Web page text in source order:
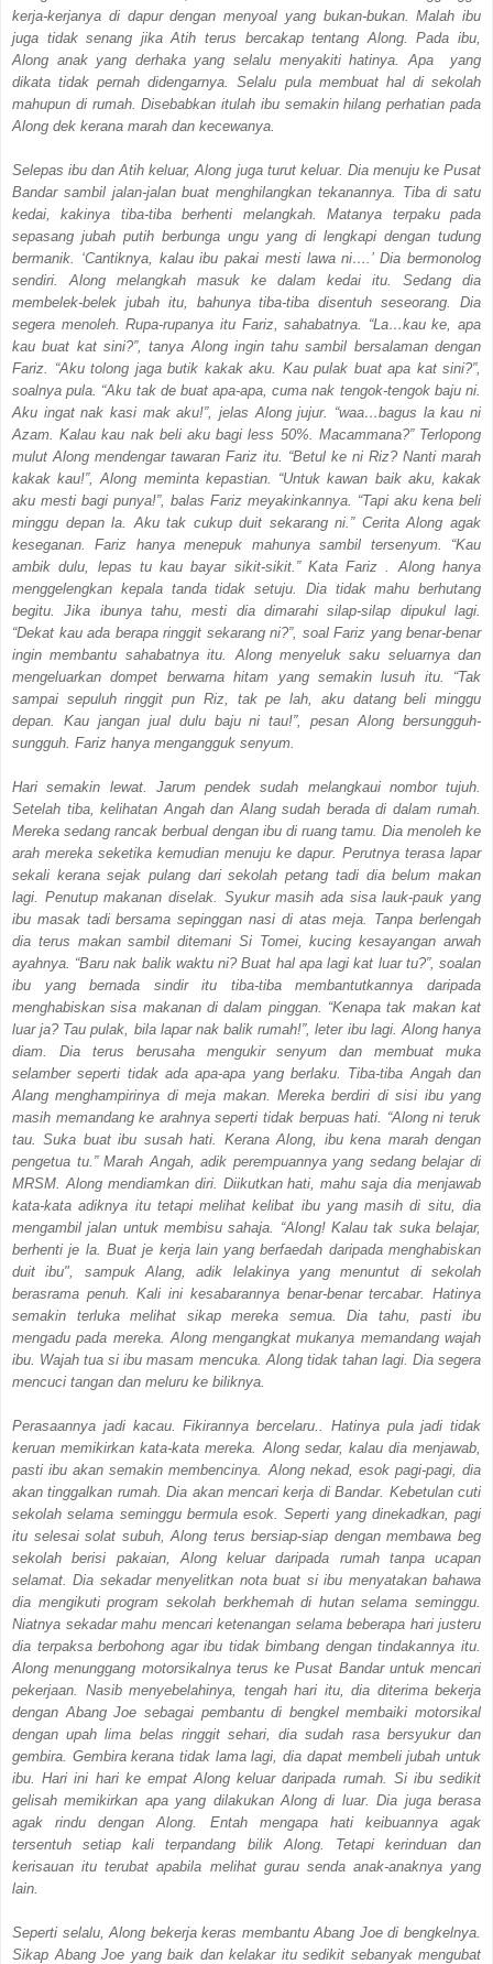
kerja-kerjanya di dapur dengan menyoal yang bukan-bukan. Malah ibu
juga tidak senang jika Atih terus bercakap tentang Along. Pada ibu,
Along anak yang derhaka yang selalu menyakiti hatinya. Apa yang
dikata tidak pernah didengarnya. Selalu pula membuat hal di sekolah
mahupun di rumah. Disebabkan itulah ibu semakin hilang perhatian pada
Along dek kerana marah dan kecewanya.
Selepas ibu dan Atih keluar, Along juga turut keluar. Dia menuju ke Pusat
Bandar sambil jalan-jalan buat menghilangkan tekanannya. Tiba di satu
kedai, kakinya tiba-tiba berhenti melangkah. Matanya terpaku pada
sepasang jubah putih berbunga ungu yang di lengkapi dengan tudung
bermanik. ‘Cantiknya, kalau ibu pakai mesti lawa ni….’ Dia bermonolog
sendiri. Along melangkah masuk ke dalam kedai itu. Sedang dia
membelek-belek jubah itu, bahunya tiba-tiba disentuh seseorang. Dia
segera menoleh. Rupa-rupanya itu Fariz, sahabatnya. “La…kau ke, apa
kau buat kat sini?”, tanya Along ingin tahu sambil bersalaman dengan
Fariz. “Aku tolong jaga butik kakak aku. Kau pulak buat apa kat sini?”,
soalnya pula. “Aku tak de buat apa-apa, cuma nak tengok-tengok baju ni.
Aku ingat nak kasi mak aku!”, jelas Along jujur. “waa…bagus la kau ni
Azam. Kalau kau nak beli aku bagi less 50%. Macammana?” Terlopong
mulut Along mendengar tawaran Fariz itu. “Betul ke ni Riz? Nanti marah
kakak kau!”, Along meminta kepastian. “Untuk kawan baik aku, kakak
aku mesti bagi punya!”, balas Fariz meyakinkannya. “Tapi aku kena beli
minggu depan la. Aku tak cukup duit sekarang ni.” Cerita Along agak
keseganan. Fariz hanya menepuk mahunya sambil tersenyum. “Kau
ambik dulu, lepas tu kau bayar sikit-sikit.” Kata Fariz . Along hanya
menggelengkan kepala tanda tidak setuju. Dia tidak mahu berhutang
begitu. Jika ibunya tahu, mesti dia dimarahi silap-silap dipukul lagi.
“Dekat kau ada berapa ringgit sekarang ni?”, soal Fariz yang benar-benar
ingin membantu sahabatnya itu. Along menyeluk saku seluarnya dan
mengeluarkan dompet berwarna hitam yang semakin lusuh itu. “Tak
sampai sepuluh ringgit pun Riz, tak pe lah, aku datang beli minggu
depan. Kau jangan jual dulu baju ni tau!”, pesan Along bersungguh-
sungguh. Fariz hanya mengangguk senyum.
Hari semakin lewat. Jarum pendek sudah melangkaui nombor tujuh.
Setelah tiba, kelihatan Angah dan Alang sudah berada di dalam rumah.
Mereka sedang rancak berbual dengan ibu di ruang tamu. Dia menoleh ke
arah mereka seketika kemudian menuju ke dapur. Perutnya terasa lapar
sekali kerana sejak pulang dari sekolah petang tadi dia belum makan
lagi. Penutup makanan diselak. Syukur masih ada sisa lauk-pauk yang
ibu masak tadi bersama sepinggan nasi di atas meja. Tanpa berlengah
dia terus makan sambil ditemani Si Tomei, kucing kesayangan arwah
ayahnya. “Baru nak balik waktu ni? Buat hal apa lagi kat luar tu?”, soalan
ibu yang bernada sindir itu tiba-tiba membantutkannya daripada
menghabiskan sisa makanan di dalam pinggan. “Kenapa tak makan kat
luar ja? Tau pulak, bila lapar nak balik rumah!”, leter ibu lagi. Along hanya
diam. Dia terus berusaha mengukir senyum dan membuat muka
selamber seperti tidak ada apa-apa yang berlaku. Tiba-tiba Angah dan
Alang menghampirinya di meja makan. Mereka berdiri di sisi ibu yang
masih memandang ke arahnya seperti tidak berpuas hati. “Along ni teruk
tau. Suka buat ibu susah hati. Kerana Along, ibu kena marah dengan
pengetua tu.” Marah Angah, adik perempuannya yang sedang belajar di
MRSM. Along mendiamkan diri. Diikutkan hati, mahu saja dia menjawab
kata-kata adiknya itu tetapi melihat kelibat ibu yang masih di situ, dia
mengambil jalan untuk membisu sahaja. “Along! Kalau tak suka belajar,
berhenti je la. Buat je kerja lain yang berfaedah daripada menghabiskan
duit ibu", sampuk Alang, adik lelakinya yang menuntut di sekolah
berasrama penuh. Kali ini kesabarannya benar-benar tercabar. Hatinya
semakin terluka melihat sikap mereka semua. Dia tahu, pasti ibu
mengadu pada mereka. Along mengangkat mukanya memandang wajah
ibu. Wajah tua si ibu masam mencuka. Along tidak tahan lagi. Dia segera
mencuci tangan dan meluru ke biliknya.
Perasaannya jadi kacau. Fikirannya bercelaru.. Hatinya pula jadi tidak
keruan memikirkan kata-kata mereka. Along sedar, kalau dia menjawab,
pasti ibu akan semakin membencinya. Along nekad, esok pagi-pagi, dia
akan tinggalkan rumah. Dia akan mencari kerja di Bandar. Kebetulan cuti
sekolah selama seminggu bermula esok. Seperti yang dinekadkan, pagi
itu selesai solat subuh, Along terus bersiap-siap dengan membawa beg
sekolah berisi pakaian, Along keluar daripada rumah tanpa ucapan
selamat. Dia sekadar menyelitkan nota buat si ibu menyatakan bahawa
dia mengikuti program sekolah berkhemah di hutan selama seminggu.
Niatnya sekadar mahu mencari ketenangan selama beberapa hari justeru
dia terpaksa berbohong agar ibu tidak bimbang dengan tindakannya itu.
Along menunggang motorsikalnya terus ke Pusat Bandar untuk mencari
pekerjaan. Nasib menyebelahinya, tengah hari itu, dia diterima bekerja
dengan Abang Joe sebagai pembantu di bengkel membaiki motorsikal
dengan upah lima belas ringgit sehari, dia sudah rasa bersyukur dan
gembira. Gembira kerana tidak lama lagi, dia dapat membeli jubah untuk
ibu. Hari ini hari ke empat Along keluar daripada rumah. Si ibu sedikit
gelisah memikirkan apa yang dilakukan Along di luar. Dia juga berasa
agak rindu dengan Along. Entah mengapa hati keibuannya agak
tersentuh setiap kali terpandang bilik Along. Tetapi kerinduan dan
kerisauan itu terubat apabila melihat gurau senda anak-anaknya yang
lain.
Seperti selalu, Along bekerja keras membantu Abang Joe di bengkelnya.
Sikap Abang Joe yang baik dan kelakar itu sedikit sebanyak mengubat